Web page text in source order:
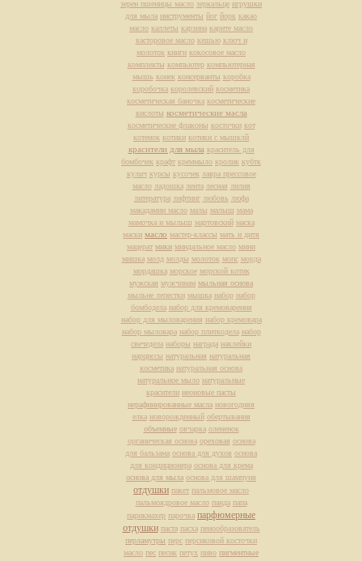
зерен пшеницы масло зеркальце игрушки
для мыла инструменты йог йорк какао
масло каллеты карзина карите масло
касторовое масло кешью ключ и
молоток книги кокосовое масло
комплекты компьютер компьютерная
мышь конек консерванты коробка
коробочка королевский косметика
косметическая баночка косметические
кислоты косметические масла
косметические флаконы косточки кот
котенок котики котики с мышклй
красители для мыла краситель для
бомбочек крафт креммыло кролик кубтк
кулич курсы кусочек лавра прессовое
масло ладошка лента лесная лилия
литература лифтинг любовь люфа
макадамии масло малы малыш мама
мамочка и мылыш мартовский маска
маски масло мастер-классы мать и дитя
мацерат мики миндальное масло мини
мишка молд молды молоток мопс морда
мордашка морское морской котик
мужская мужчинам мыльная основа
мыльне лепестки мышка набор набор
бомбодела набор для кремоварения
набор для мыловарения набор кремовара
набор мыловара набор плиткодела набор
свечедела наборы награда наклейки
нарциссы натуральная натуральная
косметика натуральная основа
натуральное мыло натуральные
красители неоновые пасты
нерафинированные масла новогодняя
елка новорожденный обертывания
объемные овчарка олененок
органическая основа ореховая основа
для бальзама основа для духов основа
для кондиционера основа для крема
основа для мыла основа для шампуня
отдушки пакет пальмовое масло
пальмоядровое масло панда папа
парикмахер парочка парфюмерные
отдушки паста пасха пенообразователь
перламутры перс персиковой косточки
масло пес песик петух пиво пигментные